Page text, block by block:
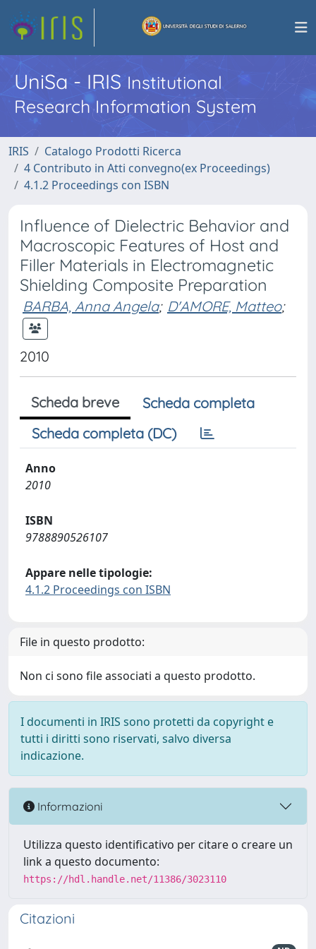
UniSa - IRISInstitutional
Research Information System
IRIS
Catalogo Prodotti Ricerca
4 Contributo in Atti convegno(ex Proceedings)
4.1.2 Proceedings con ISBN
Influence of Dielectric Behavior and
Macroscopic Features of Host and
Filler Materials in Electromagnetic
Shielding Composite Preparation
BARBA, Anna Angela; D'AMORE, Matteo;
2010
Scheda breve
Scheda completa
Scheda completa (DC)
Anno
2010
ISBN
9788890526107
Appare nelle tipologie:
4.1.2 Proceedings con ISBN
File in questo prodotto:
Non ci sono file associati a questo prodotto.
I documenti in IRIS sono protetti da copyright e
tutti i diritti sono riservati, salvo diversa
indicazione.
Informazioni
Utilizza questo identificativo per citare o creare un
link a questo documento:
https://hdl.handle.net/11386/3023110
Citazioni